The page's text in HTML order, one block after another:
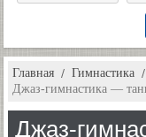
Главная Гимнастика
Джаз-гимнастика —
Джаз-